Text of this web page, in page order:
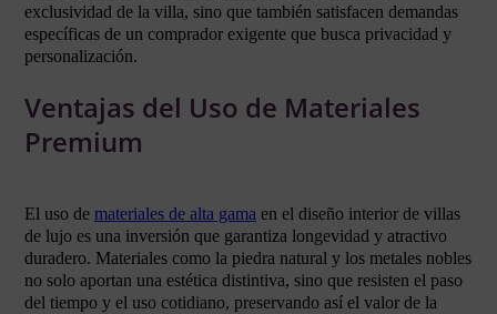
exclusividad de la villa, sino que también satisfacen demandas
específicas de un comprador exigente que busca privacidad y
personalización.
Ventajas del Uso de Materiales
Premium
El uso de materiales de alta gama en el diseño interior de villas
de lujo es una inversión que garantiza longevidad y atractivo
duradero. Materiales como la piedra natural y los metales nobles
no solo aportan una estética distintiva, sino que resisten el paso
del tiempo y el uso cotidiano, preservando así el valor de la